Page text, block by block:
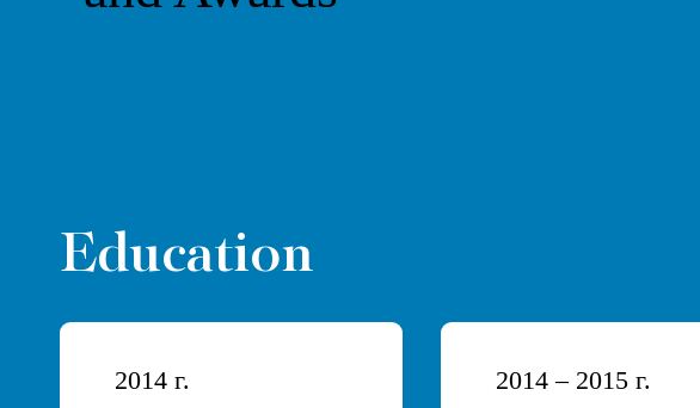
Education
2014 г. 2014 – 2015 г.